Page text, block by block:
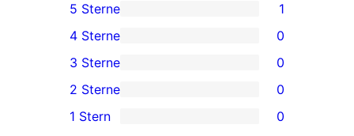
1 5-
Sterne-
Rezension
5 Sterne 1
0 4-
Sterne-
Rezensionen
4 Sterne 0
0 3-
Sterne-
Rezensionen
3 Sterne 0
0 2-
Sterne-
2 Sterne 0
0 1-
1 Stern 0